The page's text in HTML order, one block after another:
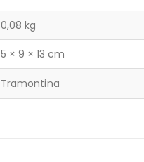
0,08 kg
5 × 9 × 13 cm
Tramontina